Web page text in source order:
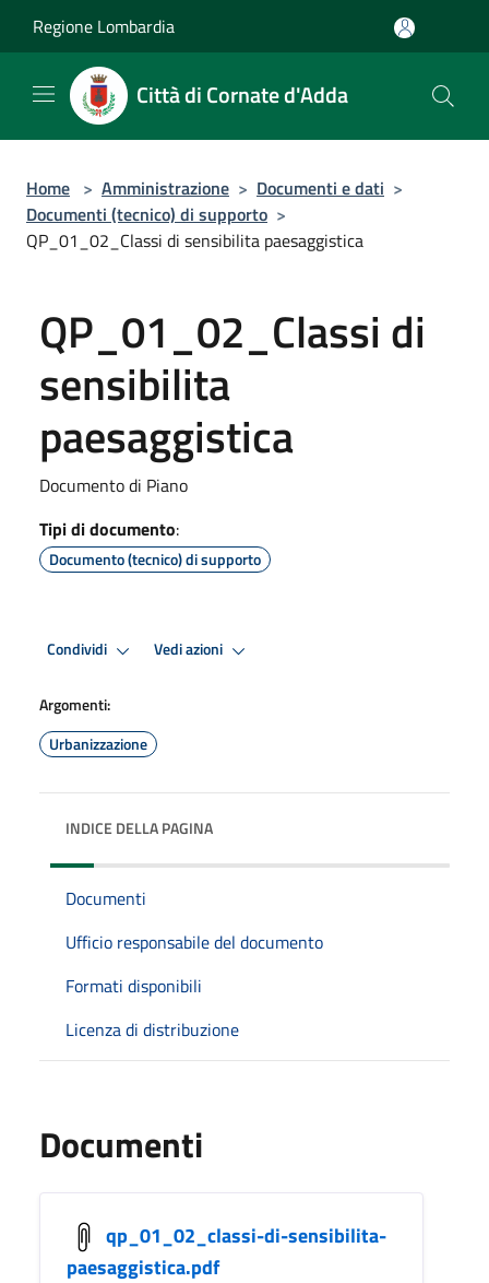
Regione Lombardia
Città di Cornate d'Adda
Home > Amministrazione > Documenti e dati >
Documenti (tecnico) di supporto >
QP_01_02_Classi di sensibilita paesaggistica
QP_01_02_Classi di
sensibilita
paesaggistica
Documento di Piano
Tipi di documento:
Documento (tecnico) di supporto
Condividi Vedi azioni
Argomenti:
Urbanizzazione
INDICE DELLA PAGINA
Documenti
Ufficio responsabile del documento
Formati disponibili
Licenza di distribuzione
Documenti
qp_01_02_classi-di-sensibilita-
paesaggistica.pdf